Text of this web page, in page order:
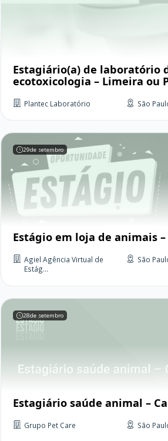
Estagiário(a) de laboratório
ecotoxicologia – Limeira ou
Plantec Laboratório São
29de setembro
Estágio em loja de animais
Agiel Agência Virtual de
Estág...
São
28de setembro
Estagiário saúde animal –
Grupo Pet Care São